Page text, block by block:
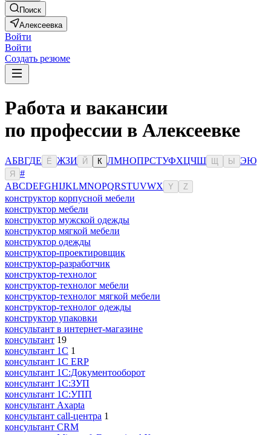
Поиск
Алексеевка
Войти
Войти
Создать резюме
Работа и вакансии
по профессии в Алексеевке
АБВГДЕ Ё ЖЗИ Й К ЛМНОПРСТУФХЦЧШ Ы ЭЮ
Я
#
ABCDEFGHIJKLMNOPQRSTUVWX Y Z
конструктор корпусной мебели
конструктор мебели
конструктор мужской одежды
конструктор мягкой мебели
конструктор одежды
конструктор-проектировщик
конструктор-разработчик
конструктор-технолог
конструктор-технолог мебели
конструктор-технолог мягкой мебели
конструктор-технолог одежды
конструктор упаковки
консультaнт в интернет-мaгазине
консультант 19
консультант 1С 1
консультант 1С ERP
консультант 1С:Документооборот
консультант 1С:ЗУП
консультант 1С:УПП
консультант Axapta
консультант call-центра 1
консультант CRM